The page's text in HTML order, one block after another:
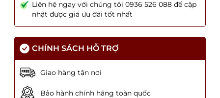
Liên hệ ngay với chúng tôi 0936 526 088 để cập
nhật được giá ưu đãi tốt nhất
CHÍNH SÁCH HỖ TRỢ
Giao hàng tận nơi
Bảo hành chính hãng toàn quốc